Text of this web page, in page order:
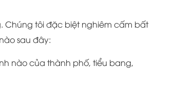
Chúng tôi đặc biệt nghiêm cấm bất
sau đây:
nào của thành phố, tiểu bang,